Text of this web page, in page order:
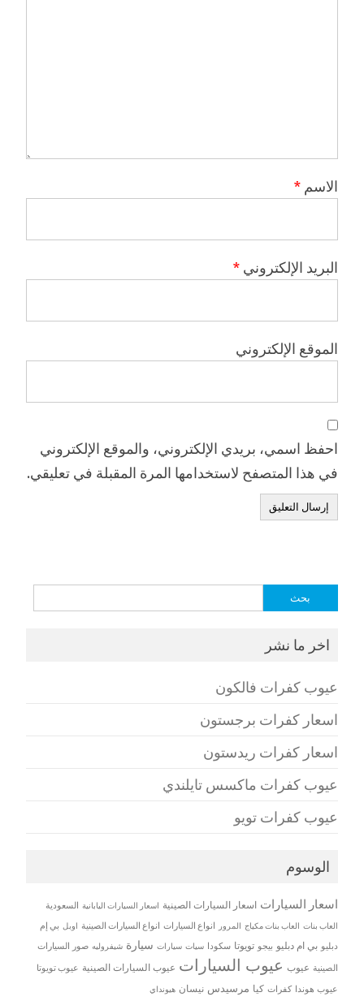
الاسم *
البريد الإلكتروني *
الموقع الإلكتروني
احفظ اسمي، بريدي الإلكتروني، والموقع الإلكتروني
في هذا المتصفح لاستخدامها المرة المقبلة في تعليقي.
البحث
اخر ما نشر
عيوب كفرات فالكون
اسعار كفرات برجستون
اسعار كفرات ريدستون
عيوب كفرات ماكسس تايلندي
عيوب كفرات تويو
الوسوم
اسعار السيارات اسعار السيارات الصينية اسعار السيارات اليابانية السعودية
العاب بنات العاب بنات مكياج المرور انواع السيارات انواع السيارات الصينية اوبل بي إم
دبليو بي ام دبليو بيجو تويوتا سكودا سيات سيارات سيارة شيفروليه صور السيارات
الصينية عيوب عيوب السيارات عيوب السيارات الصينية عيوب تويوتا
عيوب هوندا كفرات كيا مرسيدس نيسان هيونداي